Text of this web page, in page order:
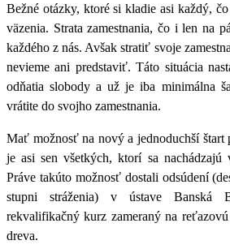
Bežné otázky, ktoré si kladie asi každý, čo
väzenia. Strata zamestnania, čo i len na
každého z nás. Avšak stratiť svoje
nevieme ani predstaviť. Táto situácia
odňatia slobody a už je iba minimálna
vrátite do svojho zamestnania.
Mať možnosť na nový a jednoduchší štart
je asi sen všetkých, ktorí sa
Práve takúto možnosť dostali odsúdení
stupni stráženia) v ústave Banská
rekvalifikačný kurz zameraný na
dreva.